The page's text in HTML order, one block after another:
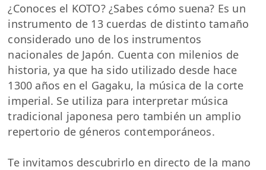
¿Conoces el KOTO? ¿Sabes cómo suena? Es un
instrumento de 13 cuerdas de distinto tamaño
considerado uno de los instrumentos
nacionales de Japón. Cuenta con milenios de
historia, ya que ha sido utilizado desde hace
1300 años en el Gagaku, la música de la corte
imperial. Se utiliza para interpretar música
tradicional japonesa pero también un amplio
repertorio de géneros contemporáneos.
Te invitamos descubrirlo en directo de la mano